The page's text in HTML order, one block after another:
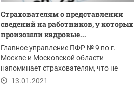
Страхователям о представлении
сведений на работников, у которых
произошли кадровые...
Главное управление ПФР № 9 по г.
Москве и Московской области
напоминает страхователям, что не
позднее 15 января 2021...
13.01.2021